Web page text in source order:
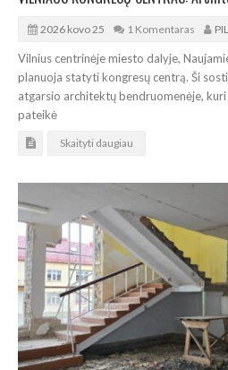
2026 kovo 25 1 Komentaras
Vilnius centrinėje miesto dalyje,
planuoja statyti kongresų centrą. Ši
atgarsio architektų bendruomenėje,
pateikė
Skaityti daugiau